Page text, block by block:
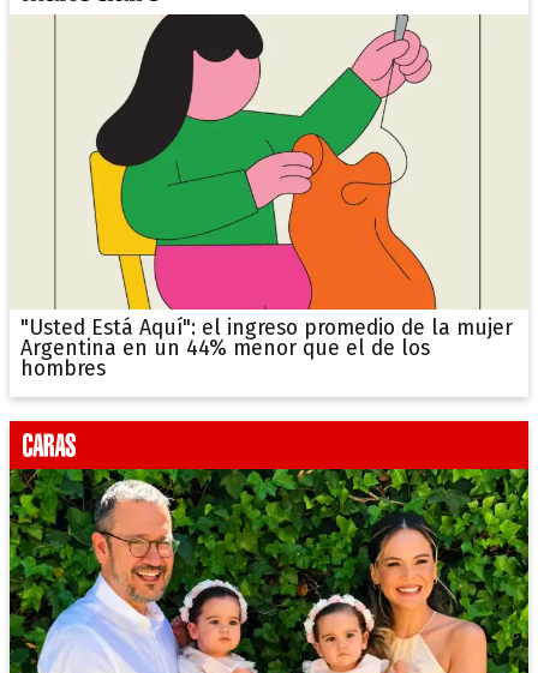
"Usted Está Aquí": el ingreso promedio de la mujer
Argentina en un 44% menor que el de los
hombres